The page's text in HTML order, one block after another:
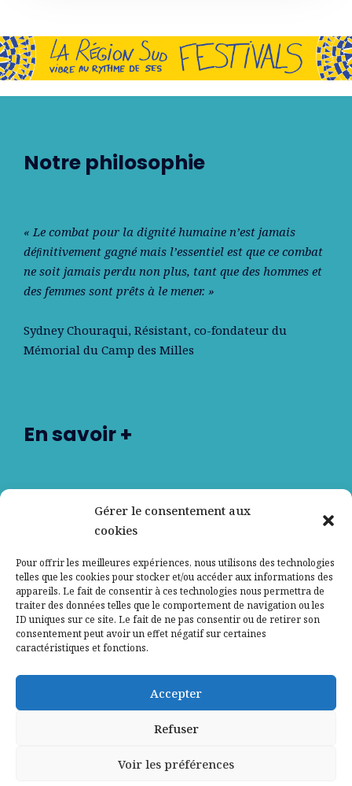
Gérer le consentement aux
cookies
Pour offrir les meilleures expériences, nous utilisons des technologies
telles que les cookies pour stocker et/ou accéder aux informations des
appareils. Le fait de consentir à ces technologies nous permettra de
traiter des données telles que le comportement de navigation ou les
ID uniques sur ce site. Le fait de ne pas consentir ou de retirer son
consentement peut avoir un effet négatif sur certaines
caractéristiques et fonctions.
Accepter
Refuser
Voir les préférences
Notre philosophie
« Le combat pour la dignité humaine n’est jamais
déﬁnitivement gagné mais l’essentiel est que ce combat
ne soit jamais perdu non plus, tant que des hommes et
des femmes sont prêts à le mener. »
Sydney Chouraqui, Résistant, co-fondateur du
Mémorial du Camp des Milles
En savoir +
Contactez-nous
Mentions légales